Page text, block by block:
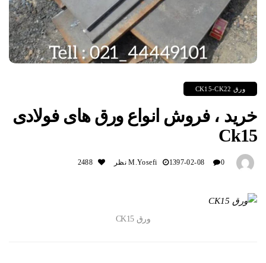
ورق CK15-CK22
خرید ، فروش انواع ورق های فولادی
Ck15
M.yosefi 1397-02-08 0 نظر
ورق CK15